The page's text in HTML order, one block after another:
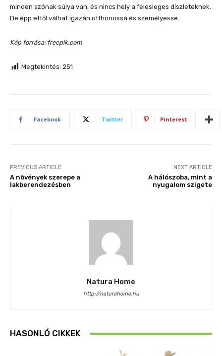
minden szónak súlya van, és nincs hely a felesleges díszleteknek.
De épp ettől válhat igazán otthonossá és személyessé.
Kép forrása: freepik.com
Megtekintés: 251
Facebook Twitter Pinterest
PREVIOUS ARTICLE
A növények szerepe a
lakberendezésben
NEXT ARTICLE
A hálószoba, mint a
nyugalom szigete
Natura Home
http://naturahome.hu
HASONLÓ CIKKEK